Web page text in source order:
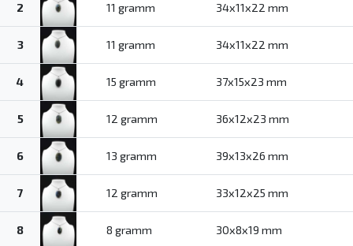
2 11 gramm 34x11x22 mm
3 11 gramm 34x11x22 mm
4 15 gramm 37x15x23 mm
5 12 gramm 36x12x23 mm
6 13 gramm 39x13x26 mm
7 12 gramm 33x12x25 mm
8 8 gramm 30x8x19 mm